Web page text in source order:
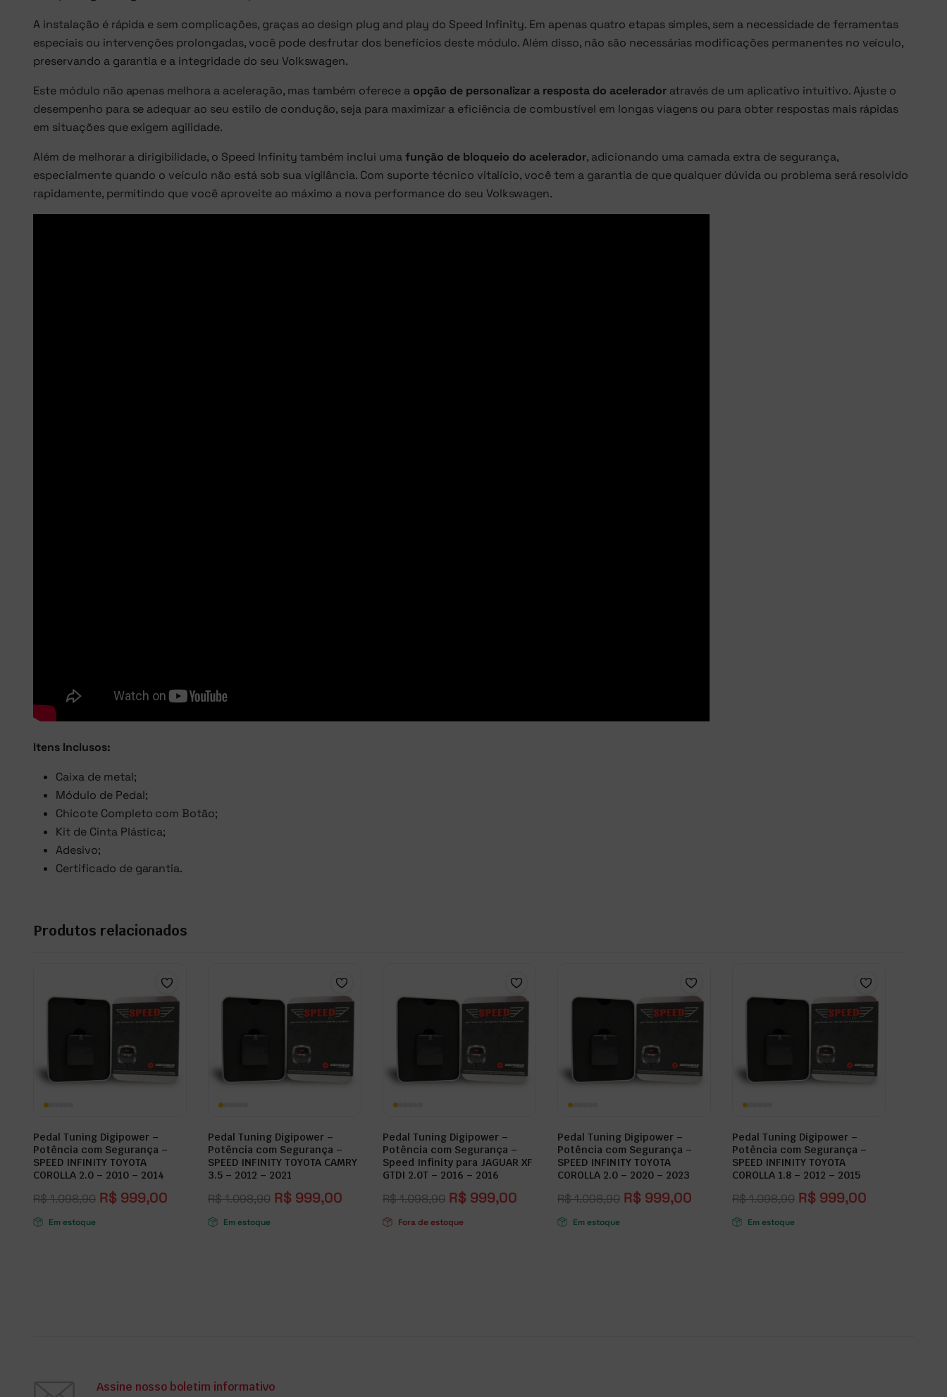
A instalação é rápida e sem complicações, graças ao design plug and play do Speed Infinity. Em apenas quatro etapas simples, sem a necessidade de ferramentas
especiais ou intervenções prolongadas, você pode desfrutar dos benefícios deste módulo. Além disso, não são necessárias modificações permanentes no veículo,
preservando a garantia e a integridade do seu Volkswagen.
Este módulo não apenas melhora a aceleração, mas também oferece a opção de personalizar a resposta do aceleradoratravés de um aplicativo intuitivo. Ajuste o
desempenho para se adequar ao seu estilo de condução, seja para maximizar a eficiência de combustível em longas viagens ou para obter respostas mais rápidas
em situações que exigem agilidade.
Além de melhorar a dirigibilidade, o Speed Infinity também inclui umafunção de bloqueio do acelerador, adicionando uma camada extra de segurança,
especialmente quando o veículo não está sob sua vigilância. Com suporte técnico vitalício, você tem a garantia de que qualquer dúvida ou problema será resolvido
rapidamente, permitindo que você aproveite ao máximo a nova performance do seu Volkswagen.
Itens Inclusos:
Caixa de metal;
Módulo de Pedal;
Chicote Completo com Botão;
Kit de Cinta Plástica;
Adesivo;
Certificado de garantia.
Produtos relacionados
Pedal Tuning Digipower –
Potência com Segurança –
SPEED INFINITY TOYOTA
COROLLA 2.0 – 2010 – 2014
R$1.098,90 R$ 999,00
Em estoque
Pedal Tuning Digipower –
Potência com Segurança –
SPEED INFINITY TOYOTA CAMRY
3.5 – 2012 – 2021
R$1.098,90 R$ 999,00
Em estoque
Pedal Tuning Digipower –
Potência com Segurança –
Speed Infinity para JAGUAR XF
GTDI 2.0T – 2016 – 2016
R$1.098,90 R$ 999,00
Fora de estoque
Pedal Tuning Digipower –
Potência com Segurança –
SPEED INFINITY TOYOTA
COROLLA 2.0 – 2020 – 2023
R$1.098,90 R$ 999,00
Em estoque
Pedal Tuning Digipower –
Potência com Segurança –
SPEED INFINITY TOYOTA
COROLLA 1.8 – 2012 – 2015
R$1.098,90 R$ 999,00
Em estoque
Assine nosso boletim informativo